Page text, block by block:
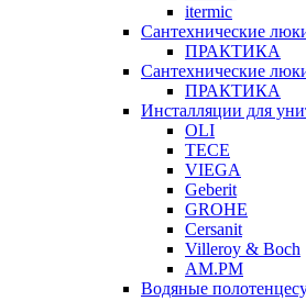
itermic
Сантехнические
ПРАКТИКА
Сантехнические
ПРАКТИКА
Инсталляции для
OLI
TECE
VIEGA
Geberit
GROHE
Cersanit
Villeroy & Boch
AM.PM
Водяные